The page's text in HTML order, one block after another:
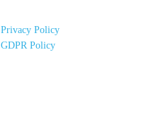
Privacy Policy
GDPR Policy